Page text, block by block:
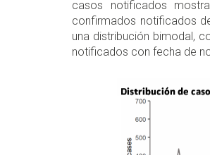
casos notificados
confirmados notificados
una distribución bimodal,
notificados con fecha de